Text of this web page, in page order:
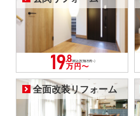
全面改装リフォーム